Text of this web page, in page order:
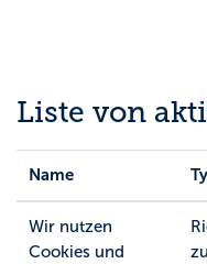
Liste von
Name
Wir nutzen
Cookies und